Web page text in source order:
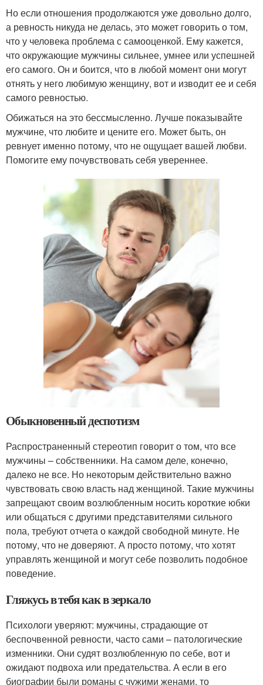
Но если отношения продолжаются уже довольно долго,
а ревность никуда не делась, это может говорить о том,
что у человека проблема с самооценкой. Ему кажется,
что окружающие мужчины сильнее, умнее или успешней
его самого. Он и боится, что в любой момент они могут
отнять у него любимую женщину, вот и изводит ее и себя
самого ревностью.
Обижаться на это бессмысленно. Лучше показывайте
мужчине, что любите и цените его. Может быть, он
ревнует именно потому, что не ощущает вашей любви.
Помогите ему почувствовать себя увереннее.
Обыкновенный деспотизм
Распространенный стереотип говорит о том, что все
мужчины – собственники. На самом деле, конечно,
далеко не все. Но некоторым действительно важно
чувствовать свою власть над женщиной. Такие мужчины
запрещают своим возлюбленным носить короткие юбки
или общаться с другими представителями сильного
пола, требуют отчета о каждой свободной минуте. Не
потому, что не доверяют. А просто потому, что хотят
управлять женщиной и могут себе позволить подобное
поведение.
Гляжусь в тебя как в зеркало
Психологи уверяют: мужчины, страдающие от
беспочвенной ревности, часто сами – патологические
изменники. Они судят возлюбленную по себе, вот и
ожидают подвоха или предательства. А если в его
биографии были романы с чужими женами, то